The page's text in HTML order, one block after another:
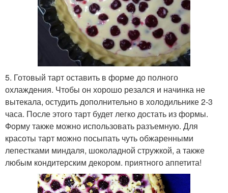
5. Готовый тарт оставить в форме до полного
охлаждения. Чтобы он хорошо резался и начинка не
вытекала, остудить дополнительно в холодильнике 2-3
часа. После этого тарт будет легко достать из формы.
Форму также можно использовать разъемную. Для
красоты тарт можно посыпать чуть обжаренными
лепестками миндаля, шоколадной стружкой, а также
любым кондитерским декором. приятного аппетита!